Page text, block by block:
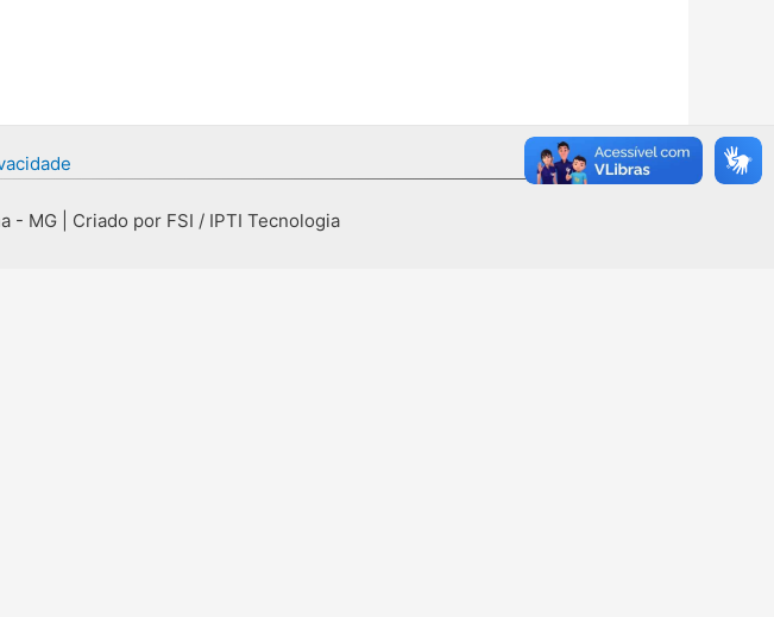
- MG | Criado por FSI / IPTI Tecnologia